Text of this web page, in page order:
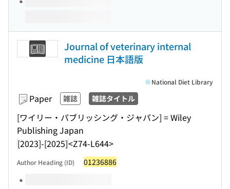
Journal of veterinary internal
medicine 日本語版
Paper 雑誌 雑誌タイトル
[ワイリー・パブリッシング・ジャパン] = Wiley
Publishing Japan
[2023]-[2025]<Z74-L644>
National Diet Library
Author Heading (ID) 01236886
Volumes of this title